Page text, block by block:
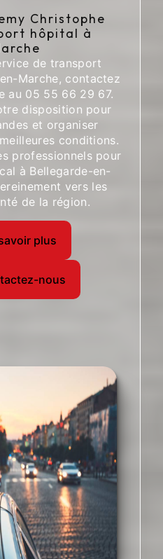
Christophe
hôpital à
de transport
Marche, contactez
au 05 55 66 29 67.
disposition pour
et organiser
conditions.
professionnels pour
à Bellegarde-en-
vers les
de la région.
plus
nous